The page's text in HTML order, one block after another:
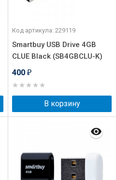
Код артикула: 229119
Smartbuy USB Drive 4GB
CLUE Black (SB4GBCLU-K)
400 ₽
В корзину